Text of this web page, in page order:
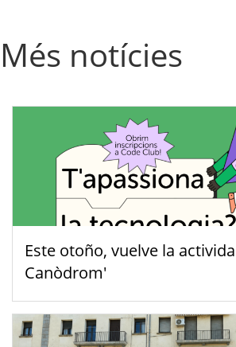
Més notícies
Este otoño, vuelve la
Canòdrom'